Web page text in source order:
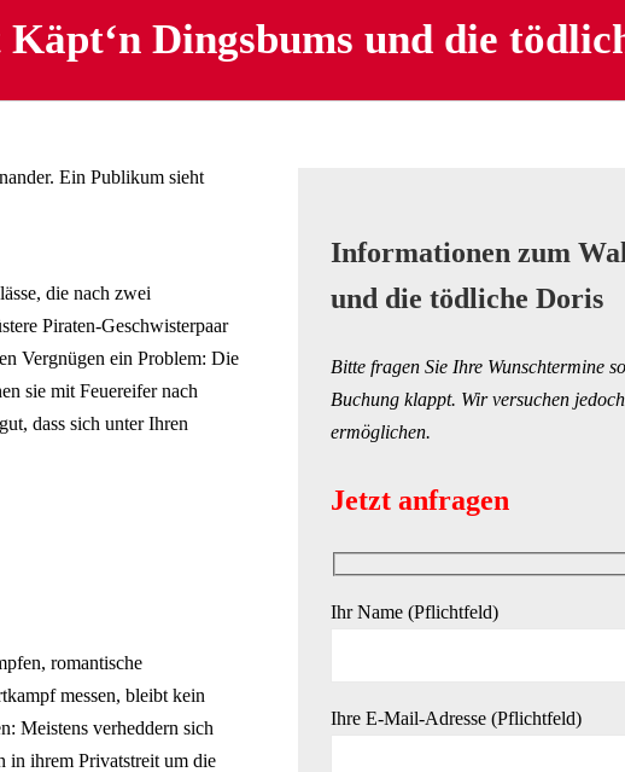
Dingsbums und die
die nach zwei
Piraten-Geschwisterpaar
Vergnügen ein Problem: Die
sie mit Feuereifer nach
dass sich unter Ihren
romantische
messen, bleibt kein
Meistens verheddern sich
ihrem Privatstreit um die
Informationen zum
und die tödliche Doris
Bitte fragen Sie Ihre Wunschtermine
Buchung klappt. Wir versuchen
ermöglichen.
Jetzt anfragen
Ihr Name (Pflichtfeld)
Ihre E-Mail-Adresse (Pflichtfeld)